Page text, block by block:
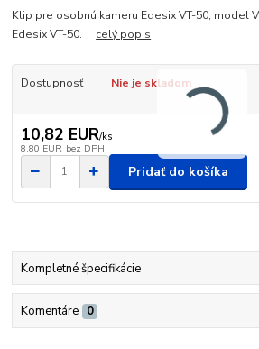
Klip pre osobnú kameru Edesix VT-50, model
Edesix VT-50. celý popis
Dostupnosť Nie je skladom
10,82 EUR/ks
8,80 EUR bez DPH
Pridať do košíka
Kompletné špecifikácie
Komentáre 0